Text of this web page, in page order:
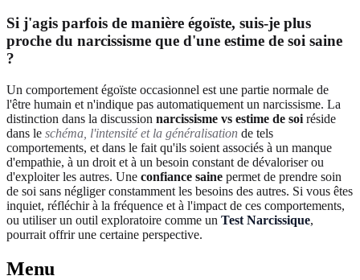
Si j'agis parfois de manière égoïste, suis-je plus
proche du narcissisme que d'une estime de soi saine
?
Un comportement égoïste occasionnel est une partie normale de
l'être humain et n'indique pas automatiquement un narcissisme. La
distinction dans la discussion narcissisme vs estime de soi réside
dans le schéma, l'intensité et la généralisation de tels
comportements, et dans le fait qu'ils soient associés à un manque
d'empathie, à un droit et à un besoin constant de dévaloriser ou
d'exploiter les autres. Une confiance saine permet de prendre soin
de soi sans négliger constamment les besoins des autres. Si vous êtes
inquiet, réfléchir à la fréquence et à l'impact de ces comportements,
ou utiliser un outil exploratoire comme un Test Narcissique,
pourrait offrir une certaine perspective.
Menu